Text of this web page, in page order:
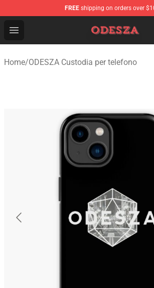
FREE shipping on orders over
Open menu
ODESZA Shop - Official ODESZA
Home/ODESZA Custodia per telefono